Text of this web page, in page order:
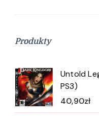
Produkty
Untold
PS3)
40,90zł